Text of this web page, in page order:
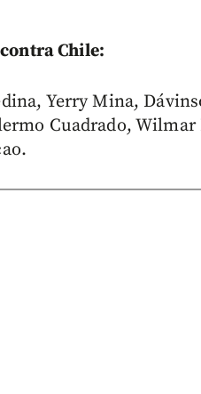
Chile:
Yerry Mina,
Cuadrado, Wilmar